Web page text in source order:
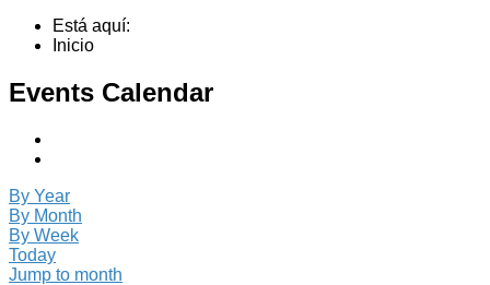
Está aquí:
Inicio
Events Calendar
By Year
By Month
By Week
Today
Jump to month